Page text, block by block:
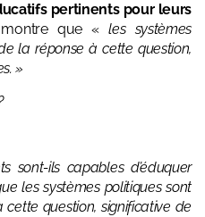
pertinents pour leurs
montre que «les systèmes
la réponse à cette question,
»
sont-ils capables d’éduquer
les systèmes politiques sont
question, significative de